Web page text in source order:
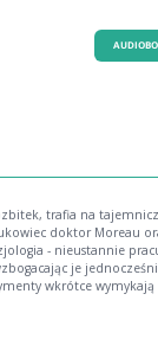
trafia na
doktor Moreau
- nieustannie
je
wkrótce wymykają